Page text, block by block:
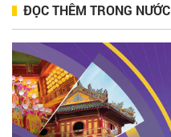
ĐỌC THÊM TRONG NƯỚC